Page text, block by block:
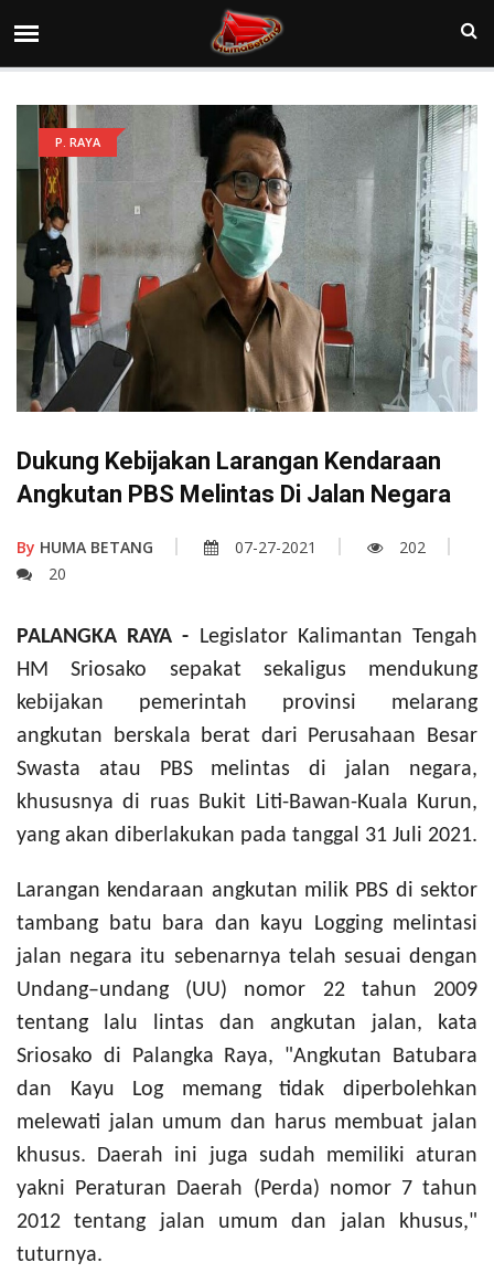
P. RAYA
Dukung Kebijakan Larangan Kendaraan
Angkutan PBS Melintas Di Jalan Negara
By HUMA BETANG 07-27-2021
202
20
PALANGKA RAYA - Legislator Kalimantan Tengah
HM Sriosako sepakat sekaligus mendukung
kebijakan pemerintah provinsi melarang
angkutan berskala berat dari Perusahaan Besar
Swasta atau PBS melintas di jalan negara,
khususnya di ruas Bukit Liti-Bawan-Kuala Kurun,
yang akan diberlakukan pada tanggal 31 Juli 2021.
Larangan kendaraan angkutan milik PBS di sektor
tambang batu bara dan kayu Logging melintasi
jalan negara itu sebenarnya telah sesuai dengan
Undang–undang (UU) nomor 22 tahun 2009
tentang lalu lintas dan angkutan jalan, kata
Sriosako di Palangka Raya, "Angkutan Batubara
dan Kayu Log memang tidak diperbolehkan
melewati jalan umum dan harus membuat jalan
khusus. Daerah ini juga sudah memiliki aturan
yakni Peraturan Daerah (Perda) nomor 7 tahun
2012 tentang jalan umum dan jalan khusus,"
tuturnya.